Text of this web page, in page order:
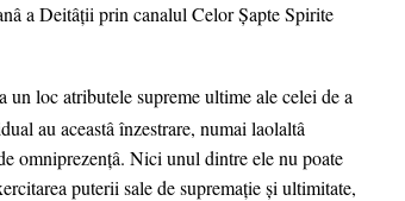
a Deitâţii prin canalul Celor Şapte Spirite
un loc atributele supreme ultime ale celei de a
au aceastâ înzestrare, numai laolaltâ
omniprezenţâ. Nici unul dintre ele nu poate
puterii sale de supremaţie şi ultimitate,